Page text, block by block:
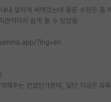
내 알차게 써먹었는데 물론 수정은 좀
관적이라 쉽게 쓸 수 있었음
?lng=en
해주는 컨셉인가본데, 일단 지금은 유